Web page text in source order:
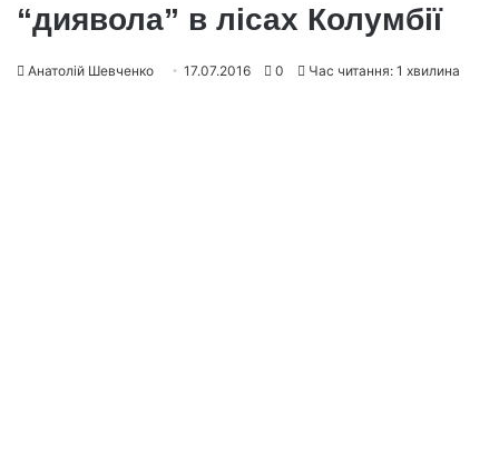
“диявола” в лісах Колумбії
Анатолій Шевченко 17.07.2016 0 Час читання: 1 хвилина